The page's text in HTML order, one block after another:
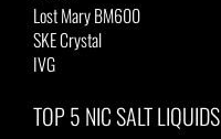
Lost Mary BM600
SKE Crystal
IVG
TOP 5 NIC SALT LIQUIDS